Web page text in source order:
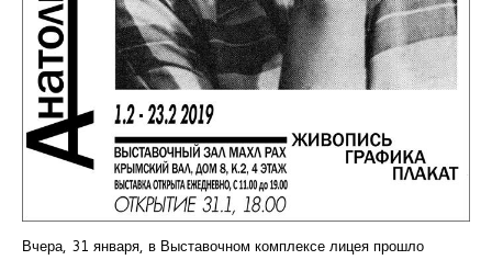
Вчера, 31 января, в Выставочном комплексе лицея прошло